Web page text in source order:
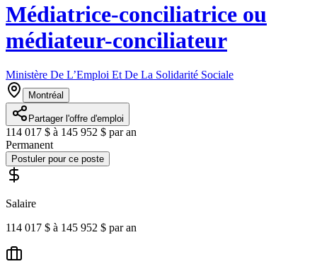
Médiatrice-conciliatrice ou
médiateur-conciliateur
Ministère De L’Emploi Et De La Solidarité Sociale
Montréal
Partager l'offre d'emploi
114 017 $ à 145 952 $ par an
Permanent
Postuler pour ce poste
Salaire
114 017 $ à 145 952 $ par an